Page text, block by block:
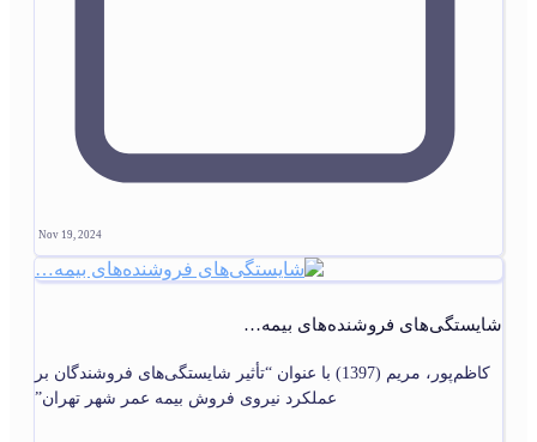
Nov 19, 2024
شایستگی‌های فروشنده‌های بیمه…
کاظم‌پور، مریم (1397) با عنوان “تأثیر شایستگی‌های فروشندگان بر
عملکرد نیروی فروش بیمه عمر شهر تهران”